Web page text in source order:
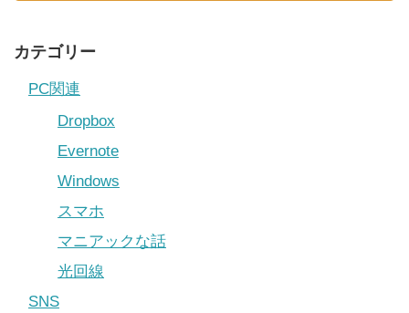
カテゴリー
PC関連
Dropbox
Evernote
Windows
スマホ
マニアックな話
光回線
SNS